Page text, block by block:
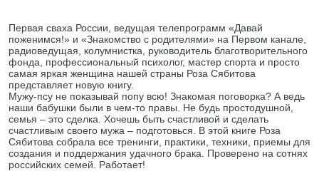
Первая сваха России, ведущая телепрограмм «Давай
поженимся!» и «Знакомство с родителями» на Первом канале,
радиоведущая, колумнистка, руководитель благотворительного
фонда, профессиональный психолог, мастер спорта и просто
самая яркая женщина нашей страны Роза Сябитова
представляет новую книгу.
Мужу-псу не показывай попу всю! Знакомая поговорка? А ведь
наши бабушки были в чем-то правы. Не будь простодушной,
семья – это сделка. Хочешь быть счастливой и сделать
счастливым своего мужа – подготовься. В этой книге Роза
Сябитова собрала все тренинги, практики, техники, приемы для
создания и поддержания удачного брака. Проверено на сотнях
российских семей. Работает!